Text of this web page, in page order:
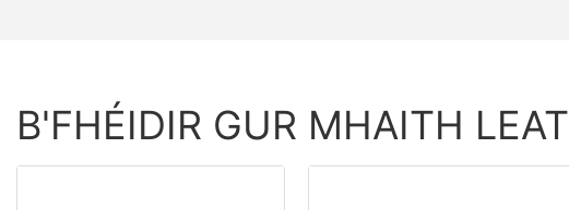
B'FHÉIDIR GUR MHAITH LEAT